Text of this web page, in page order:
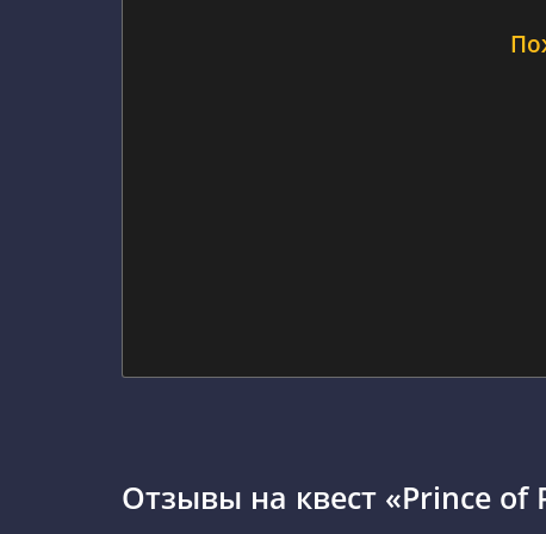
Отзывы на квест «Prince of